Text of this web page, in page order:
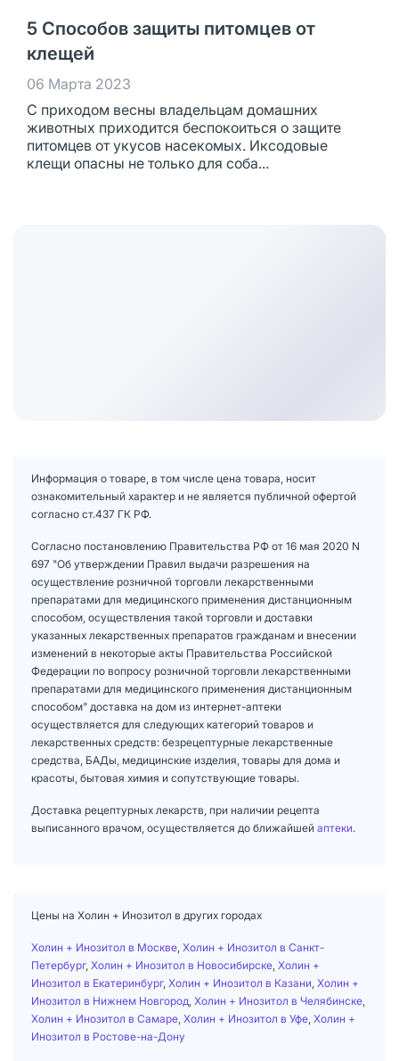
5 Способов защиты питомцев от
клещей
06 Марта 2023
С приходом весны владельцам домашних
животных приходится беспокоиться о защите
питомцев от укусов насекомых. Иксодовые
клещи опасны не только для соба...
Информация о товаре, в том числе цена товара, носит
ознакомительный характер и не является публичной офертой
согласно ст.437 ГК РФ.
Согласно постановлению Правительства РФ от 16 мая 2020 N
697 "Об утверждении Правил выдачи разрешения на
осуществление розничной торговли лекарственными
препаратами для медицинского применения дистанционным
способом, осуществления такой торговли и доставки
указанных лекарственных препаратов гражданам и внесении
изменений в некоторые акты Правительства Российской
Федерации по вопросу розничной торговли лекарственными
препаратами для медицинского применения дистанционным
способом" доставка на дом из интернет-аптеки
осуществляется для следующих категорий товаров и
лекарственных средств: безрецептурные лекарственные
средства, БАДы, медицинские изделия, товары для дома и
красоты, бытовая химия и сопутствующие товары.
Доставка рецептурных лекарств, при наличии рецепта
выписанного врачом, осуществляется до ближайшей аптеки.
Цены на Холин + Инозитол в других городах
Холин + Инозитол в Москве Холин + Инозитол в Санкт-
Петербург, Холин + Инозитол в Новосибирске Холин +
Инозитол в Екатеринбург, Холин + Инозитол в Казани Холин +
Инозитол в Нижнем Новгород Холин + Инозитол в Челябинске
Холин + Инозитол в Самаре Холин + Инозитол в Уфе Холин +
Инозитол в Ростове-на-Дону